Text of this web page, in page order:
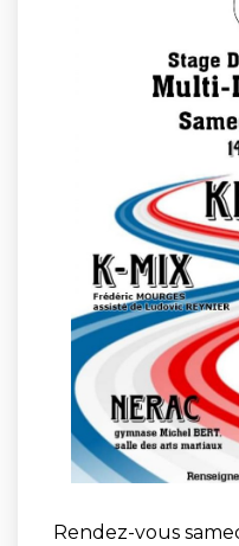
Rendez-vous